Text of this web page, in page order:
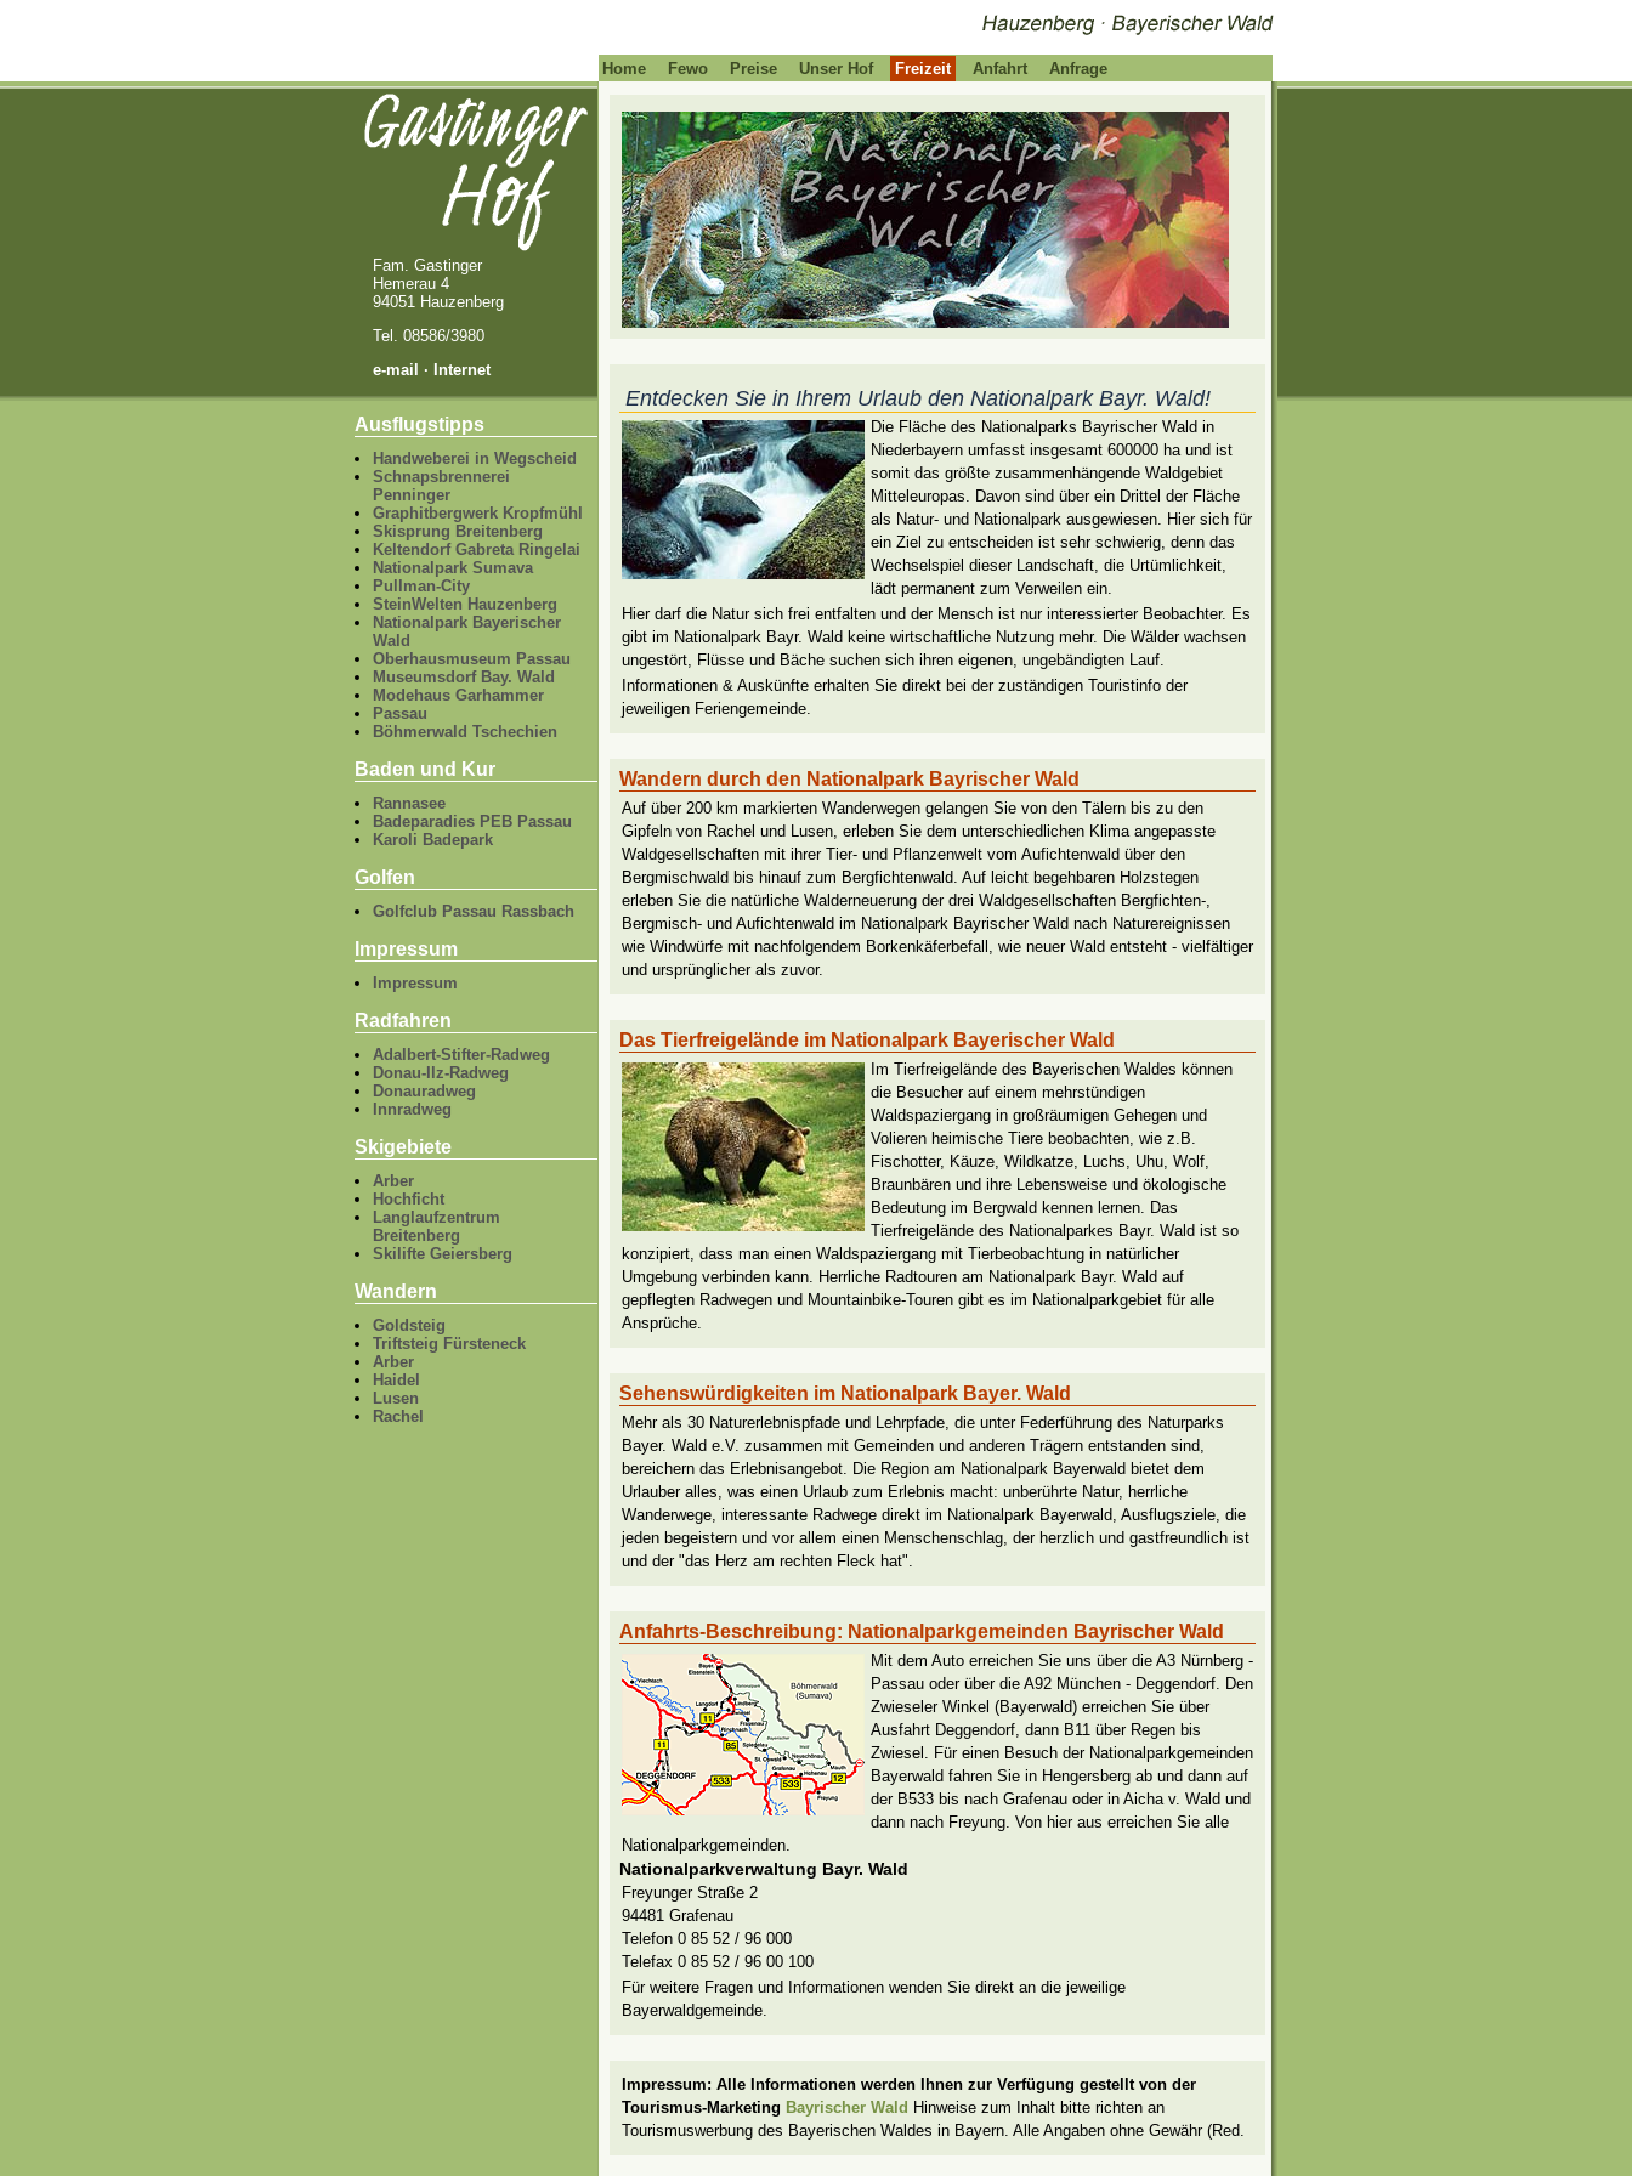
Home Fewo Preise Unser Hof Freizeit Anfahrt Anfrage
Fam. Gastinger
Hemerau 4
94051 Hauzenberg
Tel. 08586/3980
e-mail
· Internet
Ausflugstipps
Handweberei in Wegscheid
Schnapsbrennerei
Penninger
Graphitbergwerk Kropfmühl
Skisprung Breitenberg
Keltendorf Gabreta Ringelai
Nationalpark Sumava
Pullman-City
SteinWelten Hauzenberg
Nationalpark Bayerischer
Wald
Oberhausmuseum Passau
Museumsdorf Bay. Wald
Modehaus Garhammer
Passau
Böhmerwald Tschechien
Baden und Kur
Rannasee
Badeparadies PEB Passau
Karoli Badepark
Golfen
Golfclub Passau Rassbach
Impressum
Impressum
Radfahren
Adalbert-Stifter-Radweg
Donau-Ilz-Radweg
Donauradweg
Innradweg
Skigebiete
Arber
Hochficht
Langlaufzentrum
Breitenberg
Skilifte Geiersberg
Wandern
Goldsteig
Triftsteig Fürsteneck
Arber
Haidel
Lusen
Rachel
Entdecken Sie in Ihrem Urlaub den Nationalpark Bayr. Wald!
Die Fläche des Nationalparks Bayrischer Wald in
Niederbayern umfasst insgesamt 600000 ha und ist
somit das größte zusammenhängende Waldgebiet
Mitteleuropas. Davon sind über ein Drittel der Fläche
als Natur- und Nationalpark ausgewiesen. Hier sich für
ein Ziel zu entscheiden ist sehr schwierig, denn das
Wechselspiel dieser Landschaft, die Urtümlichkeit,
lädt permanent zum Verweilen ein.
Hier darf die Natur sich frei entfalten und der Mensch ist nur interessierter Beobachter. Es
gibt im Nationalpark Bayr. Wald keine wirtschaftliche Nutzung mehr. Die Wälder wachsen
ungestört, Flüsse und Bäche suchen sich ihren eigenen, ungebändigten Lauf.
Informationen & Auskünfte erhalten Sie direkt bei der zuständigen Touristinfo der
jeweiligen Feriengemeinde.
Wandern durch den Nationalpark Bayrischer Wald
Auf über 200 km markierten Wanderwegen gelangen Sie von den Tälern bis zu den
Gipfeln von Rachel und Lusen, erleben Sie dem unterschiedlichen Klima angepasste
Waldgesellschaften mit ihrer Tier- und Pflanzenwelt vom Aufichtenwald über den
Bergmischwald bis hinauf zum Bergfichtenwald. Auf leicht begehbaren Holzstegen
erleben Sie die natürliche Walderneuerung der drei Waldgesellschaften Bergfichten-,
Bergmisch- und Aufichtenwald im Nationalpark Bayrischer Wald nach Naturereignissen
wie Windwürfe mit nachfolgendem Borkenkäferbefall, wie neuer Wald entsteht - vielfältiger
und ursprünglicher als zuvor.
Das Tierfreigelände im Nationalpark Bayerischer Wald
Im Tierfreigelände des Bayerischen Waldes können
die Besucher auf einem mehrstündigen
Waldspaziergang in großräumigen Gehegen und
Volieren heimische Tiere beobachten, wie z.B.
Fischotter, Käuze, Wildkatze, Luchs, Uhu, Wolf,
Braunbären und ihre Lebensweise und ökologische
Bedeutung im Bergwald kennen lernen. Das
Tierfreigelände des Nationalparkes Bayr. Wald ist so
konzipiert, dass man einen Waldspaziergang mit Tierbeobachtung in natürlicher
Umgebung verbinden kann. Herrliche Radtouren am Nationalpark Bayr. Wald auf
gepflegten Radwegen und Mountainbike-Touren gibt es im Nationalparkgebiet für alle
Ansprüche.
Sehenswürdigkeiten im Nationalpark Bayer. Wald
Mehr als 30 Naturerlebnispfade und Lehrpfade, die unter Federführung des Naturparks
Bayer. Wald e.V. zusammen mit Gemeinden und anderen Trägern entstanden sind,
bereichern das Erlebnisangebot. Die Region am Nationalpark Bayerwald bietet dem
Urlauber alles, was einen Urlaub zum Erlebnis macht: unberührte Natur, herrliche
Wanderwege, interessante Radwege direkt im Nationalpark Bayerwald, Ausflugsziele, die
jeden begeistern und vor allem einen Menschenschlag, der herzlich und gastfreundlich ist
und der "das Herz am rechten Fleck hat".
Anfahrts-Beschreibung: Nationalparkgemeinden Bayrischer Wald
Mit dem Auto erreichen Sie uns über die A3 Nürnberg -
Passau oder über die A92 München - Deggendorf. Den
Zwieseler Winkel (Bayerwald) erreichen Sie über
Ausfahrt Deggendorf, dann B11 über Regen bis
Zwiesel. Für einen Besuch der Nationalparkgemeinden
Bayerwald fahren Sie in Hengersberg ab und dann auf
der B533 bis nach Grafenau oder in Aicha v. Wald und
dann nach Freyung. Von hier aus erreichen Sie alle
Nationalparkgemeinden.
Nationalparkverwaltung Bayr. Wald
Freyunger Straße 2
94481 Grafenau
Telefon 0 85 52 / 96 000
Telefax 0 85 52 / 96 00 100
Für weitere Fragen und Informationen wenden Sie direkt an die jeweilige
Bayerwaldgemeinde.
Impressum: Alle Informationen werden Ihnen zur Verfügung gestellt von der
Tourismus-Marketing Bayrischer Wald Hinweise zum Inhalt bitte richten an
Tourismuswerbung des Bayerischen Waldes in Bayern. Alle Angaben ohne Gewähr (Red.